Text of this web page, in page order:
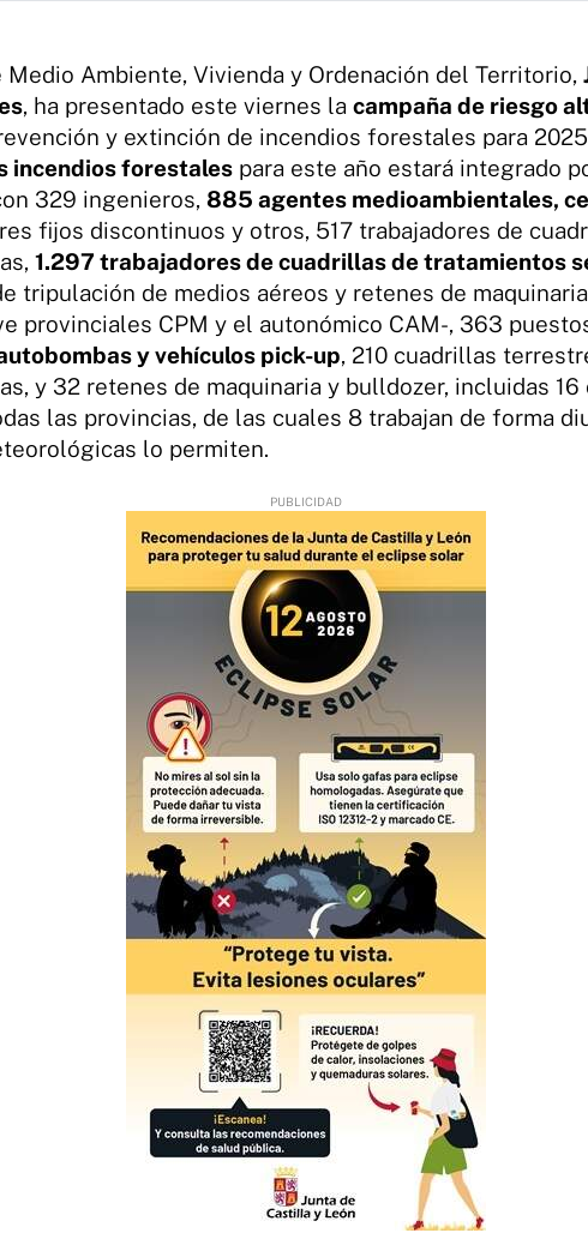
Medio Ambiente, Vivienda y Ordenación del Territorio,
, ha presentado este viernes la campaña de riesgo
y extinción de incendios forestales para
incendios forestales para este año estará integrado
329 ingenieros, 885 agentes medioambientales,
fijos discontinuos y otros, 517 trabajadores de
1.297 trabajadores de cuadrillas de tratamientos
tripulación de medios aéreos y retenes de
provinciales CPM y el autonómico CAM-, 363
y vehículos pick-up, 210 cuadrillas
y 32 retenes de maquinaria y bulldozer, incluidas 16
las provincias, de las cuales 8 trabajan de forma
lo permiten.